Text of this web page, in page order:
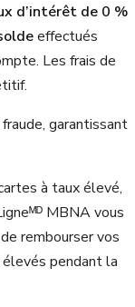
d’intérêt de 0 %
effectués
Les frais de
garantissant
à taux élevé,
MBNA vous
rembourser vos
pendant la